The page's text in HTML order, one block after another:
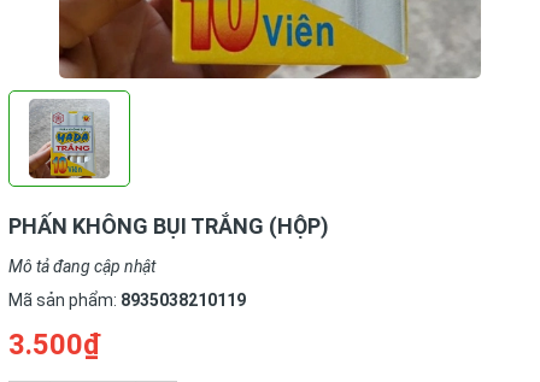
PHẤN KHÔNG BỤI TRẮNG (HỘP)
Mô tả đang cập nhật
Mã sản phẩm: 8935038210119
3.500₫